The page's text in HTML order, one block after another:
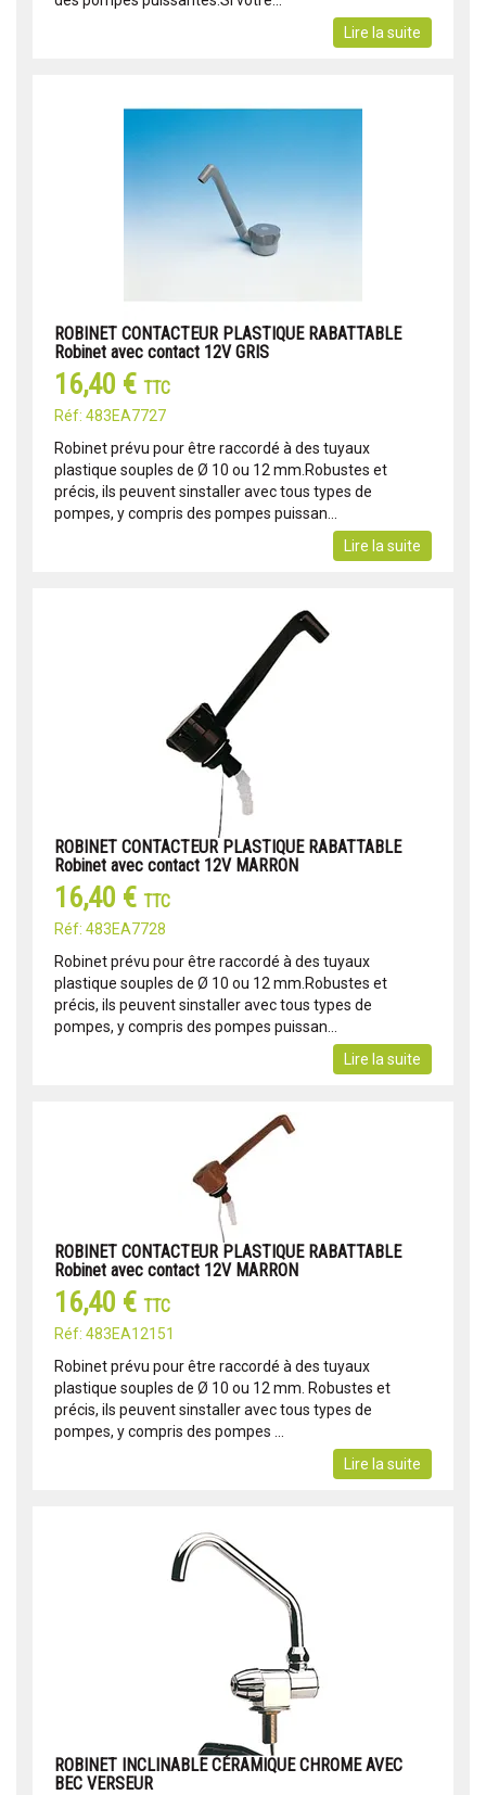
Lire la suite
ROBINET CONTACTEUR PLASTIQUE RABATTABLE
Robinet avec contact 12V GRIS
16,40 € TTC
Réf: 483EA7727
Robinet prévu pour être raccordé à des tuyaux
plastique souples de Ø 10 ou 12 mm.Robustes et
précis, ils peuvent sinstaller avec tous types de
pompes, y compris des pompes puissan...
Lire la suite
ROBINET CONTACTEUR PLASTIQUE RABATTABLE
Robinet avec contact 12V MARRON
16,40 € TTC
Réf: 483EA7728
Robinet prévu pour être raccordé à des tuyaux
plastique souples de Ø 10 ou 12 mm.Robustes et
précis, ils peuvent sinstaller avec tous types de
pompes, y compris des pompes puissan...
Lire la suite
ROBINET CONTACTEUR PLASTIQUE RABATTABLE
Robinet avec contact 12V MARRON
16,40 € TTC
Réf: 483EA12151
Robinet prévu pour être raccordé à des tuyaux
plastique souples de Ø 10 ou 12 mm. Robustes et
précis, ils peuvent sinstaller avec tous types de
pompes, y compris des pompes ...
Lire la suite
ROBINET INCLINABLE CÉRAMIQUE CHROME AVEC
BEC VERSEUR